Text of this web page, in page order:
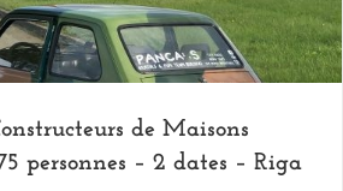
de Maisons
personnes – 2 dates – Riga